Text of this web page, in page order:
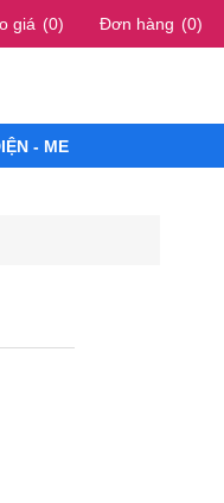
giá (0) Đơn hàng (0)
- ME